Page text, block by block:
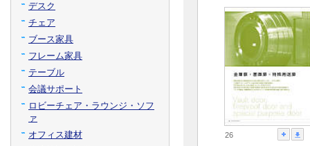
26
デスク
チェア
ブース家具
フレーム家具
テーブル
会議サポート
ロビーチェア・ラウンジ・ソフ
ァ
オフィス建材